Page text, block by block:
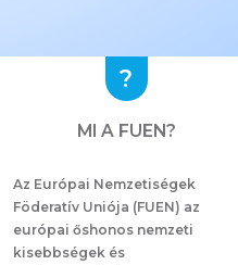
MI A FUEN?
Az Európai Nemzetiségek
Föderatív Uniója (FUEN) az
európai őshonos nemzeti
kisebbségek és